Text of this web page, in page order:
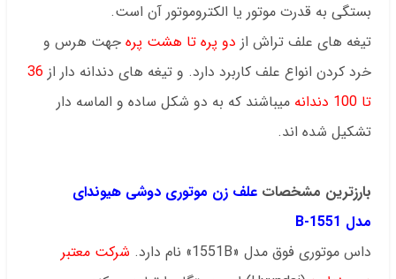
بستگی به قدرت موتور یا الکتروموتور آن است.
تیغه های علف تراش از دو پره تا هشت پره جهت هرس و
خرد کردن انواع علف کاربرد دارد. و تیغه های دندانه دار از 36
تا 100 دندانه
میباشند که به دو شکل ساده و الماسه دار
تشکیل شده اند.
بارزترین مشخصات علف زن موتوری دوشی هیوندای
مدل 1551-B
داس موتوری فوق مدل «1551B» نام دارد.
شرکت معتبر